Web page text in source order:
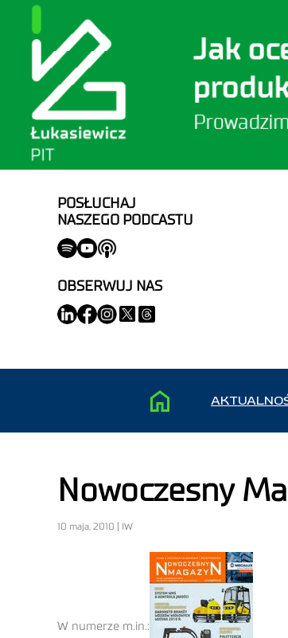
POSŁUCHAJ
NASZEGO PODCASTU
OBSERWUJ NAS
Nowoczesny
10 maja, 2010 | IW
W numerze m.in.: